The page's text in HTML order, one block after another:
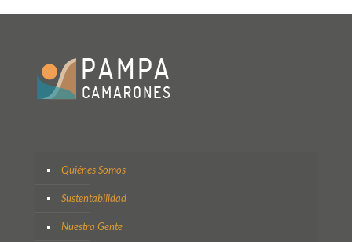
Quiénes Somos
Sustentabilidad
Nuestra Gente